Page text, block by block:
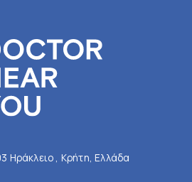
Ηράκλειο , Κρήτη, Ελλάδα